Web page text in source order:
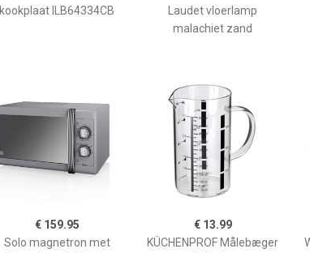
kookplaat ILB64334CB
Laudet vloerlamp
malachiet zand
€ 159.95
Solo magnetron met
€ 13.99
KÜCHENPROF Målebæger